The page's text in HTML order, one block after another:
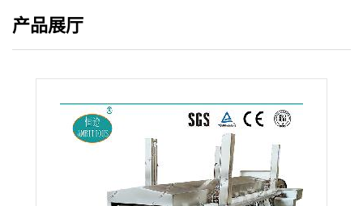
产品展厅